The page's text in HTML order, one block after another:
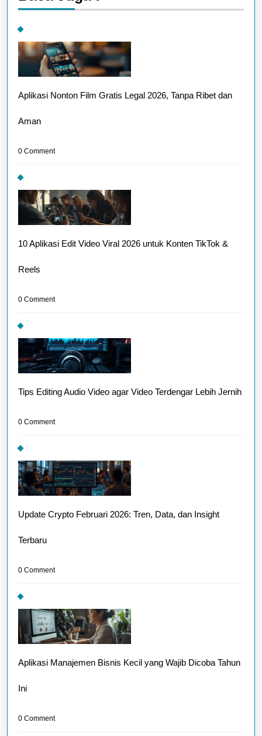
Spec
Aplikasi Nonton Film Gratis Legal 2026, Tanpa Ribet dan
Aman
0 Comment
10 Aplikasi Edit Video Viral 2026 untuk Konten TikTok &
Reels
0 Comment
Tips Editing Audio Video agar Video Terdengar Lebih Jernih
0 Comment
Update Crypto Februari 2026: Tren, Data, dan Insight
Terbaru
0 Comment
Aplikasi Manajemen Bisnis Kecil yang Wajib Dicoba Tahun
Ini
0 Comment